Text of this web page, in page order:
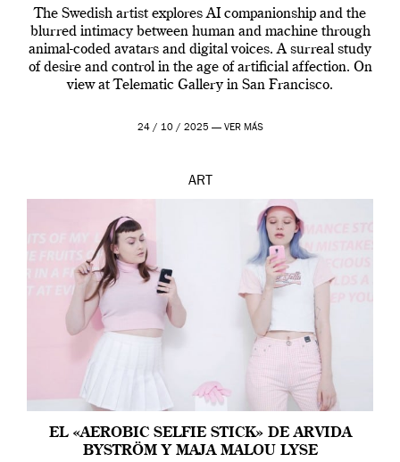
The Swedish artist explores AI companionship and the
blurred intimacy between human and machine through
animal-coded avatars and digital voices. A surreal study
of desire and control in the age of artificial affection. On
view at Telematic Gallery in San Francisco.
24 / 10 / 2025 — VER MÁS
ART
EL «AEROBIC SELFIE STICK» DE ARVIDA
BYSTRÖM Y MAJA MALOU LYSE